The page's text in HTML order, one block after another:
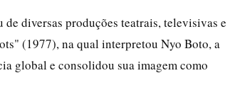
diversas produções teatrais, televisivas e
(1977), na qual interpretou Nyo Boto, a
global e consolidou sua imagem como